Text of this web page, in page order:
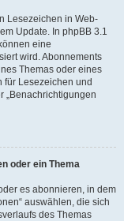
Lesezeichen in Web-
Update. In phpBB 3.1
eine
wird. Abonnements
Themas oder eines
für Lesezeichen und
„Benachrichtigungen
oder ein Thema
es abonnieren, in dem
auswählen, die sich
des Themas